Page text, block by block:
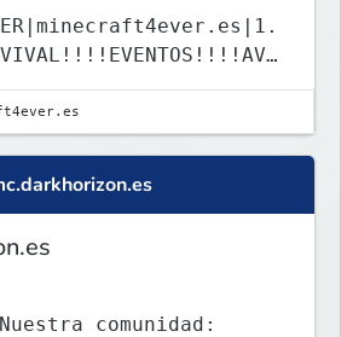
VIRTUAL ↠ ⧛ Nuestra comunidad: